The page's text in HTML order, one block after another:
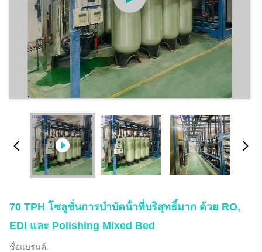
70 TPH โซลูชั่นการบําบัดน้ําที่บริสุทธิ์มาก ด้วย RO,
EDI และ Polishing Mixed Bed
ชื่อแบรนด์: